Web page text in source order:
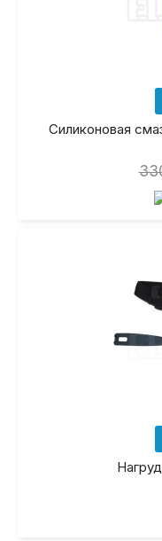
Силиконовая